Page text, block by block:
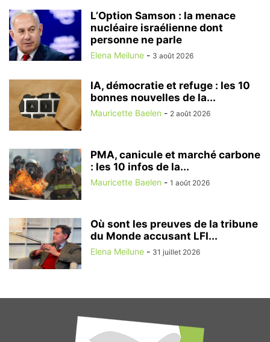
L’Option Samson : la menace
nucléaire israélienne dont
personne ne parle
Elena Meilune - 3 août 2026
IA, démocratie et refuge : les 10
bonnes nouvelles de la...
Mauricette Baelen - 2 août 2026
PMA, canicule et marché carbone
: les 10 infos de la...
Mauricette Baelen - 1 août 2026
Où sont les preuves de la tribune
du Monde accusant LFI...
Elena Meilune - 31 juillet 2026